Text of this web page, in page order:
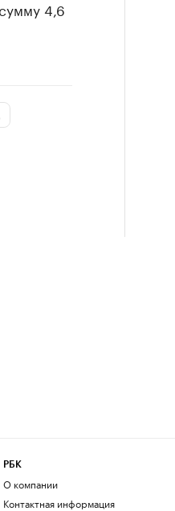
4,6
РБК
О компании
Контактная информация